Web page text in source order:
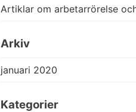
Artiklar om arbetarrörelse
Arkiv
januari 2020
Kategorier